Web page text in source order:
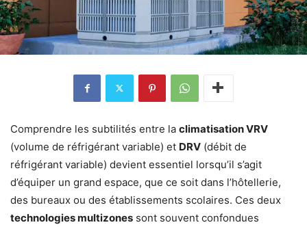
Comprendre les subtilités entre la climatisation VRV
(volume de réfrigérant variable) et DRV (débit de
réfrigérant variable) devient essentiel lorsqu’il s’agit
d’équiper un grand espace, que ce soit dans l’hôtellerie,
des bureaux ou des établissements scolaires. Ces deux
technologies multizones sont souvent confondues